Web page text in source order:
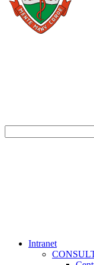
Intranet